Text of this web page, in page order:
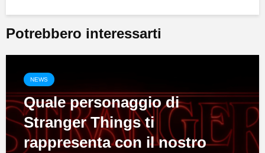
Potrebbero interessarti
NEWS
Quale personaggio di
Stranger Things ti
rappresenta con il nostro